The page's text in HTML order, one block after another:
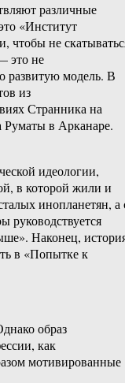
различные
«Институт
чтобы не
это не
развитую модель. В
из
Странника на
Руматы в Арканаре.
идеологии,
в которой жили и
инопланетян, а
руководствуется
Наконец,
в «Попытке к
образ
как
мотивированные